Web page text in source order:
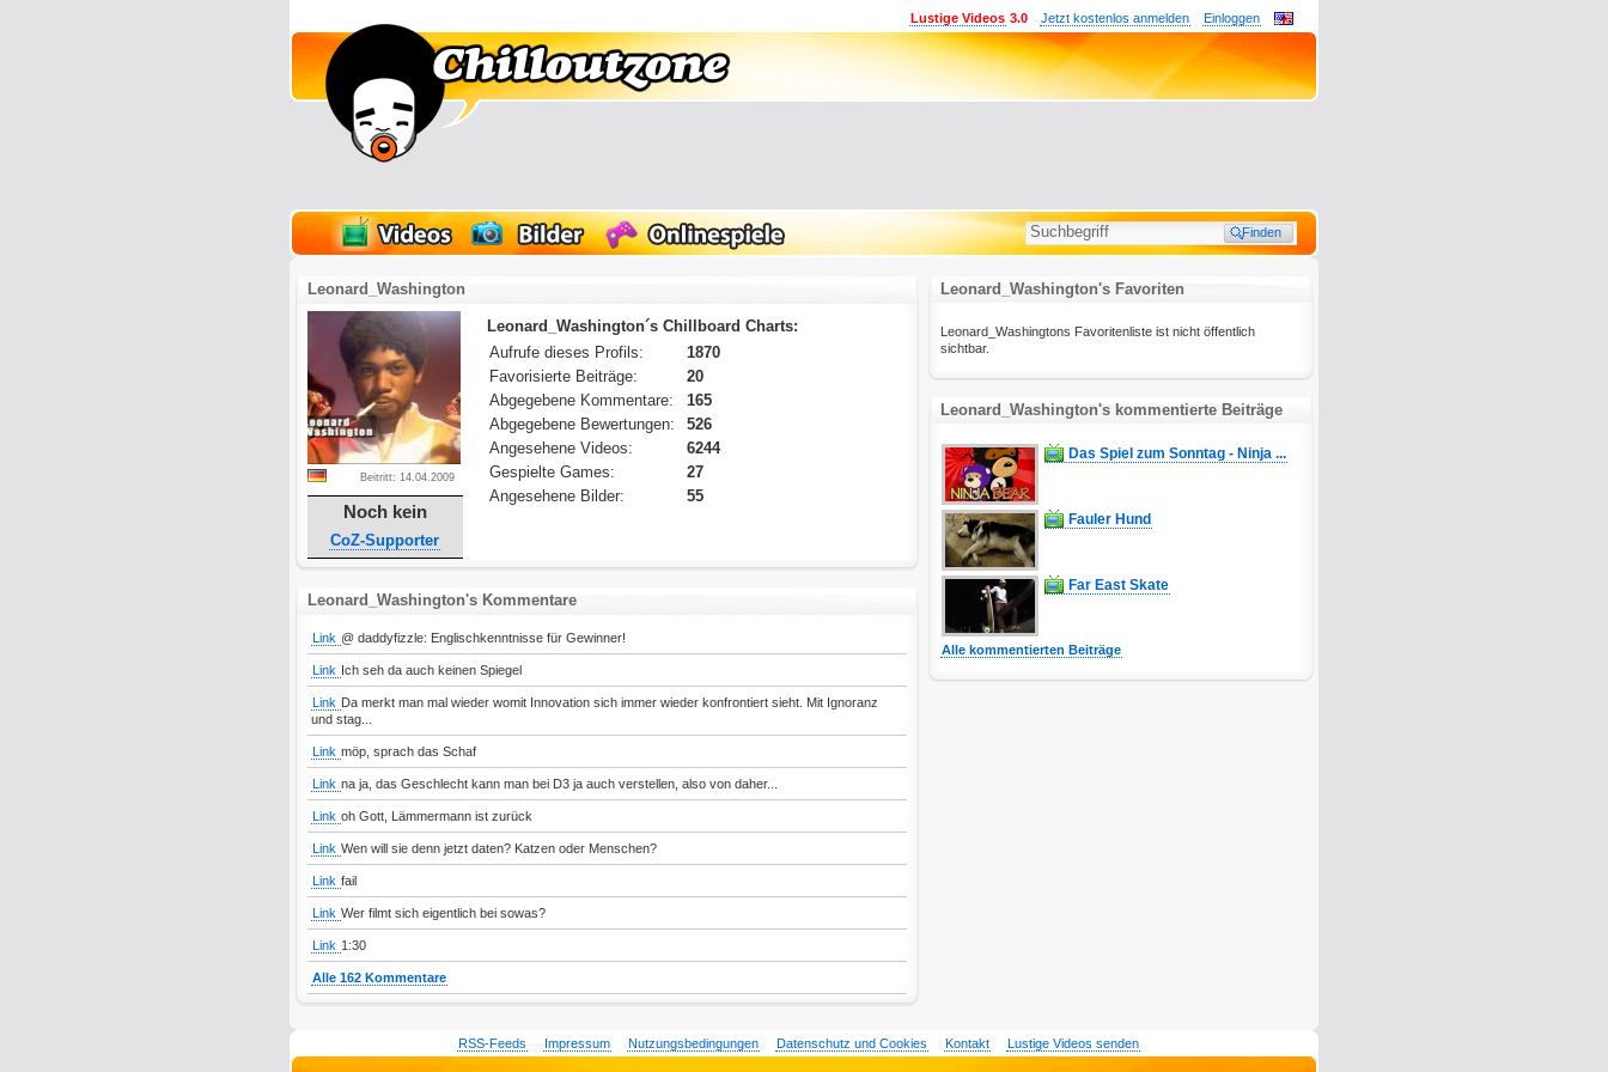
Einloggen
Jetzt kostenlos anmelden
Lustige Videos 3.0
Leonard_Washington
Beitritt: 14.04.2009
Noch kein
CoZ-Supporter
Leonard_Washington´s Chillboard Charts:
Aufrufe dieses Profils:
1870
Favorisierte Beiträge:
20
Abgegebene Kommentare:
165
Abgegebene Bewertungen:
526
Angesehene Videos:
6244
Gespielte Games:
27
Angesehene Bilder:
55
Leonard_Washington's Kommentare
Link @ daddyfizzle: Englischkenntnisse für Gewinner!
Link Ich seh da auch keinen Spiegel
Link Da merkt man mal wieder womit Innovation sich immer wieder konfrontiert sieht. Mit Ignoranz
und stag...
Link möp, sprach das Schaf
Link na ja, das Geschlecht kann man bei D3 ja auch verstellen, also von daher...
Link oh Gott, Lämmermann ist zurück
Link Wen will sie denn jetzt daten? Katzen oder Menschen?
Link fail
Link Wer filmt sich eigentlich bei sowas?
Link 1:30
Alle 162 Kommentare
Leonard_Washington's Favoriten
Leonard_Washingtons Favoritenliste ist nicht öffentlich
sichtbar.
Leonard_Washington's kommentierte Beiträge
Das Spiel zum Sonntag - Ninja ...
Fauler Hund
Far East Skate
Alle kommentierten Beiträge
RSS-Feeds Impressum Nutzungsbedingungen Datenschutz und Cookies Kontakt Lustige Videos senden